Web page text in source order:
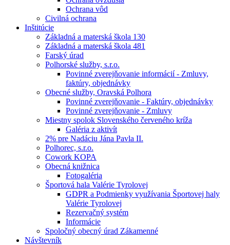
Ochrana vôd
Civilná ochrana
Inštitúcie
Základná a materská škola 130
Základná a materská škola 481
Farský úrad
Polhorské služby, s.r.o.
Povinné zverejňovanie informácií - Zmluvy,
faktúry, objednávky
Obecné služby, Oravská Polhora
Povinné zverejňovanie - Faktúry, objednávky
Povinné zverejňovanie - Zmluvy
Miestny spolok Slovenského červeného kríža
Galéria z aktivít
2% pre Nadáciu Jána Pavla II.
Polhorec, s.r.o.
Cowork KOPA
Obecná knižnica
Fotogaléria
Športová hala Valérie Tyrolovej
GDPR a Podmienky využívania Športovej haly
Valérie Tyrolovej
Rezervačný systém
Informácie
Spoločný obecný úrad Zákamenné
Návštevník